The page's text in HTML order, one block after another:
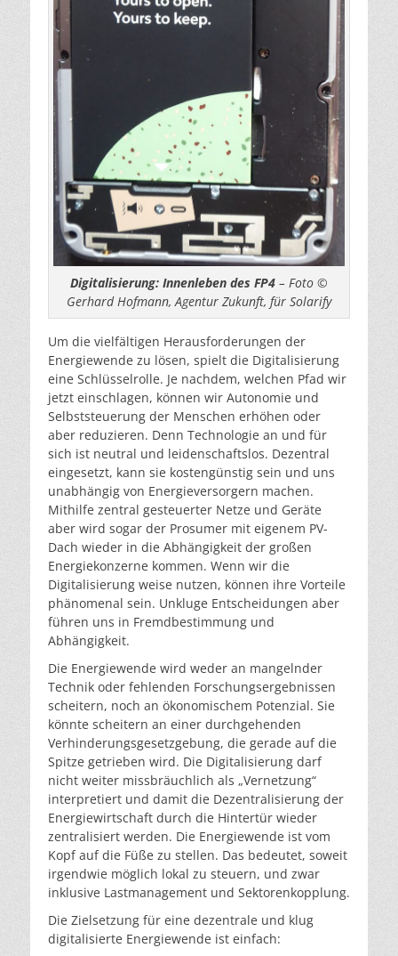
Digitalisierung: Innenleben des FP4 – Foto ©
Gerhard Hofmann, Agentur Zukunft, für Solarify
Um die vielfältigen Herausforderungen der
Energiewende zu lösen, spielt die Digitalisierung
eine Schlüsselrolle. Je nachdem, welchen Pfad wir
jetzt einschlagen, können wir Autonomie und
Selbststeuerung der Menschen erhöhen oder
aber reduzieren. Denn Technologie an und für
sich ist neutral und leidenschaftslos. Dezentral
eingesetzt, kann sie kostengünstig sein und uns
unabhängig von Energieversorgern machen.
Mithilfe zentral gesteuerter Netze und Geräte
aber wird sogar der Prosumer mit eigenem PV-
Dach wieder in die Abhängigkeit der großen
Energiekonzerne kommen. Wenn wir die
Digitalisierung weise nutzen, können ihre Vorteile
phänomenal sein. Unkluge Entscheidungen aber
führen uns in Fremdbestimmung und
Abhängigkeit.
Die Energiewende wird weder an mangelnder
Technik oder fehlenden Forschungsergebnissen
scheitern, noch an ökonomischem Potenzial. Sie
könnte scheitern an einer durchgehenden
Verhinderungsgesetzgebung, die gerade auf die
Spitze getrieben wird. Die Digitalisierung darf
nicht weiter missbräuchlich als „Vernetzung“
interpretiert und damit die Dezentralisierung der
Energiewirtschaft durch die Hintertür wieder
zentralisiert werden. Die Energiewende ist vom
Kopf auf die Füße zu stellen. Das bedeutet, soweit
irgendwie möglich lokal zu steuern, und zwar
inklusive Lastmanagement und Sektorenkopplung.
Die Zielsetzung für eine dezentrale und klug
digitalisierte Energiewende ist einfach: